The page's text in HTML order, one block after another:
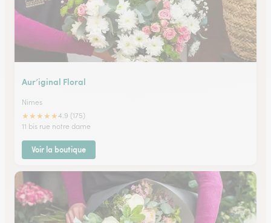
Aur’iginal Floral
Nimes
★★★★★4.9 (175)
11 bis rue notre dame
Voir la boutique